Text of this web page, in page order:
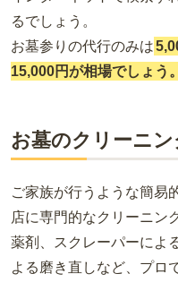
るでしょう。
お墓参りの代行のみは
15,000円が相場でしょう。
お墓のクリーニン
ご家族が行うような簡易
店に専門的なクリーニン
薬剤、スクレーパーによ
よる磨き直しなど、プロ